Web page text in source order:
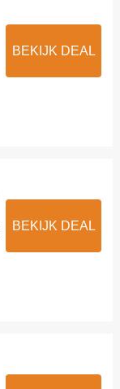
BEKIJK DEAL
BEKIJK DEAL